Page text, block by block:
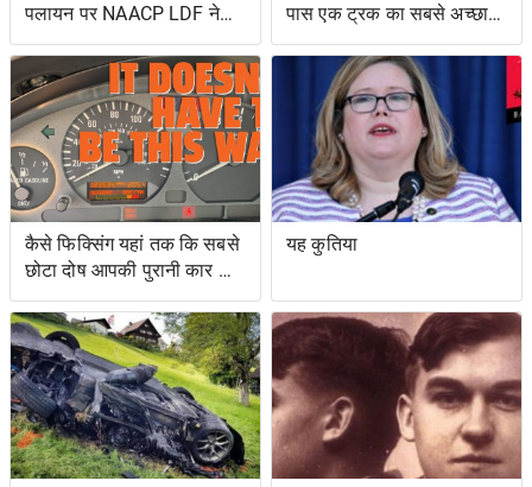
पलायन पर NAACP LDF ने
मुकदमा किया, मिशिगन के वोट
सर्टिफिकेशन को रोकने के
प्रयासों के लिए वोटिंग अधिकार
अधिनियम का उल्लंघन
पास एक ट्रक का सबसे अच्छा
और एक उभयचर टैंक का सबसे
अच्छा है
कैसे फिक्सिंग यहां तक ​​कि सबसे
छोटा दोष आपकी पुरानी कार को
नया जैसा महसूस करा सकता है
यह कुतिया